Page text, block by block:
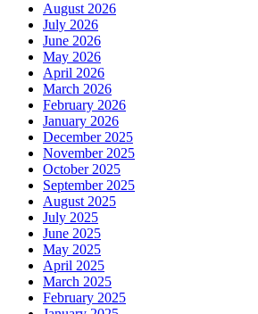
August 2026
July 2026
June 2026
May 2026
April 2026
March 2026
February 2026
January 2026
December 2025
November 2025
October 2025
September 2025
August 2025
July 2025
June 2025
May 2025
April 2025
March 2025
February 2025